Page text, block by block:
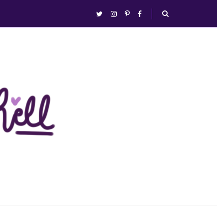
twitterinstagram
pinterestfacebook
busca